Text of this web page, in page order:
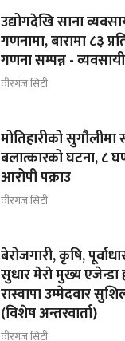
उद्योगदेखि साना
गणनामा, बारामा ८३
गणना सम्पन्न -
वीरगंज सिटी
मोतिहारीको
बलात्कारको घटना, ८
आरोपी पक्राउ
वीरगंज सिटी
बेरोजगारी, कृषि,
सुधार मेराे मुख्य एजेन्डा
रास्वापा उम्मेदवार
(विशेष अन्तरवार्ता)
वीरगंज सिटी